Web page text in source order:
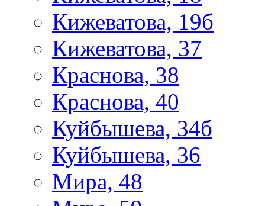
Кижеватова, 19б
Кижеватова, 37
Краснова, 38
Краснова, 40
Куйбышева, 34б
Куйбышева, 36
Мира, 48